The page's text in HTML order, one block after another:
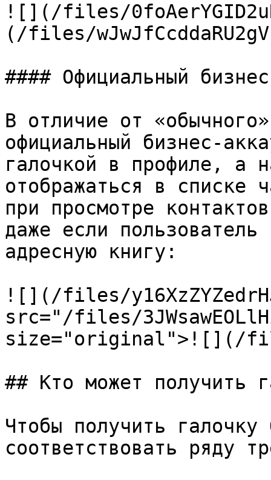
![](/files/
(/files/
#### Официальный
В отличие от
официальный бизнес-
галочкой в профиле, а
отображаться в списке
при просмотре
даже если
адресную книгу:
![](/files/
src="/files/
size="original">![](/
## Кто может получить
Чтобы получить галочку
соответствовать ряду